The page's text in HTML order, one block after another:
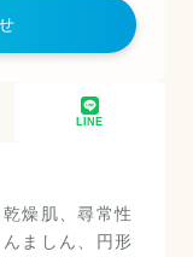
LINE
燥肌、尋常性
ましん、円形